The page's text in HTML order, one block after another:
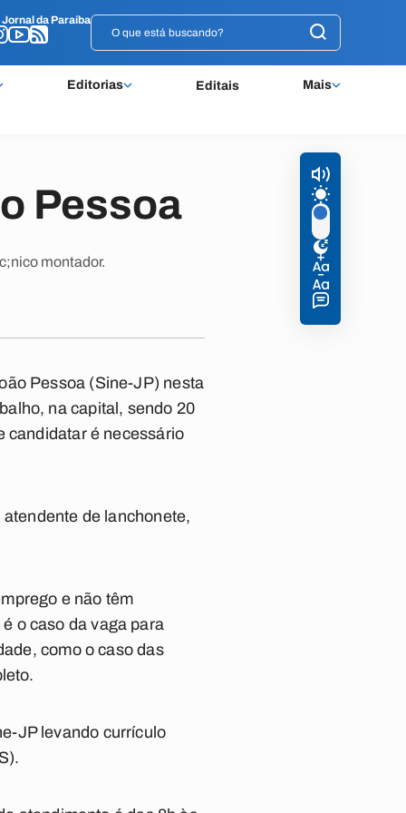
Jornal da Paraíba
Editorias Editais Mais
Jornal da Paraíba
Pessoa
montador.
Pessoa (Sine-JP) nesta
na capital, sendo 20
candidatar é necessário
de lanchonete,
e não têm
o caso da vaga para
como o caso das
JP levando currículo